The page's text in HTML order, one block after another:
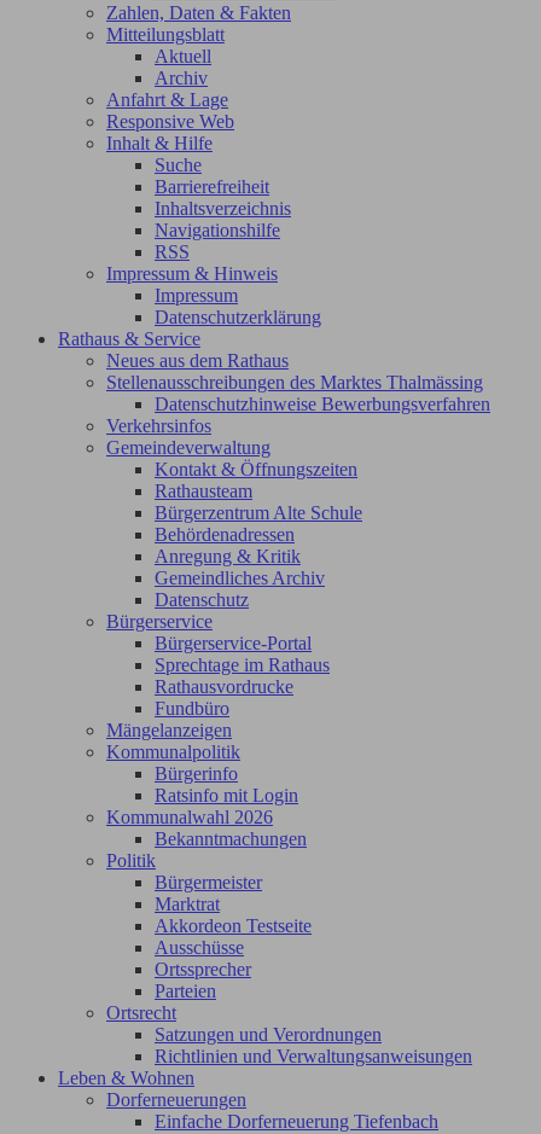
Zahlen, Daten & Fakten
Mitteilungsblatt
Aktuell
Archiv
Anfahrt & Lage
Responsive Web
Inhalt & Hilfe
Suche
Barrierefreiheit
Inhaltsverzeichnis
Navigationshilfe
RSS
Impressum & Hinweis
Impressum
Datenschutzerklärung
Rathaus & Service
Neues aus dem Rathaus
Stellenausschreibungen des Marktes Thalmässing
Datenschutzhinweise Bewerbungsverfahren
Verkehrsinfos
Gemeindeverwaltung
Kontakt & Öffnungszeiten
Rathausteam
Bürgerzentrum Alte Schule
Behördenadressen
Anregung & Kritik
Gemeindliches Archiv
Datenschutz
Bürgerservice
Bürgerservice-Portal
Sprechtage im Rathaus
Rathausvordrucke
Fundbüro
Mängelanzeigen
Kommunalpolitik
Bürgerinfo
Ratsinfo mit Login
Kommunalwahl 2026
Bekanntmachungen
Politik
Bürgermeister
Marktrat
Akkordeon Testseite
Ausschüsse
Ortssprecher
Parteien
Ortsrecht
Satzungen und Verordnungen
Richtlinien und Verwaltungsanweisungen
Leben & Wohnen
Dorferneuerungen
Einfache Dorferneuerung Tiefenbach